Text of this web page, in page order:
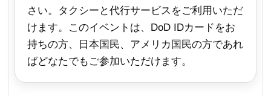
さい。タクシーと代行サービスをご利用いただ
けます。このイベントは、DoD IDカードをお
持ちの方、日本国民、アメリカ国民の方であれ
ばどなたでもご参加いただけます。